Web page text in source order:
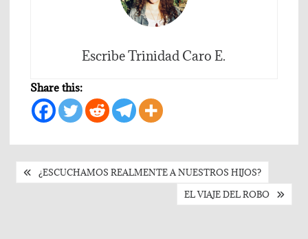
Escribe Trinidad Caro E.
Share this:
Post¿ESCUCHAMOS REALMENTE A NUESTROS HIJOS?
EL VIAJE DEL ROBO